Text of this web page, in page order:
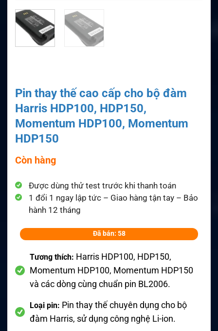
Pin thay thế cao cấp cho bộ đàm
Harris HDP100, HDP150,
Momentum HDP100, Momentum
HDP150
Còn hàng
Được dùng thử test trước khi thanh toán
1 đổi 1 ngay lập tức – Giao hàng tận tay – Bảo
hành 12 tháng
Đã bán: 58
Tương thích: Harris HDP100, HDP150,
Momentum HDP100, Momentum HDP150
và các dòng cùng chuẩn pin BL2006.
Loại pin: Pin thay thế chuyên dụng cho bộ
đàm Harris, sử dụng công nghệ Li-ion.